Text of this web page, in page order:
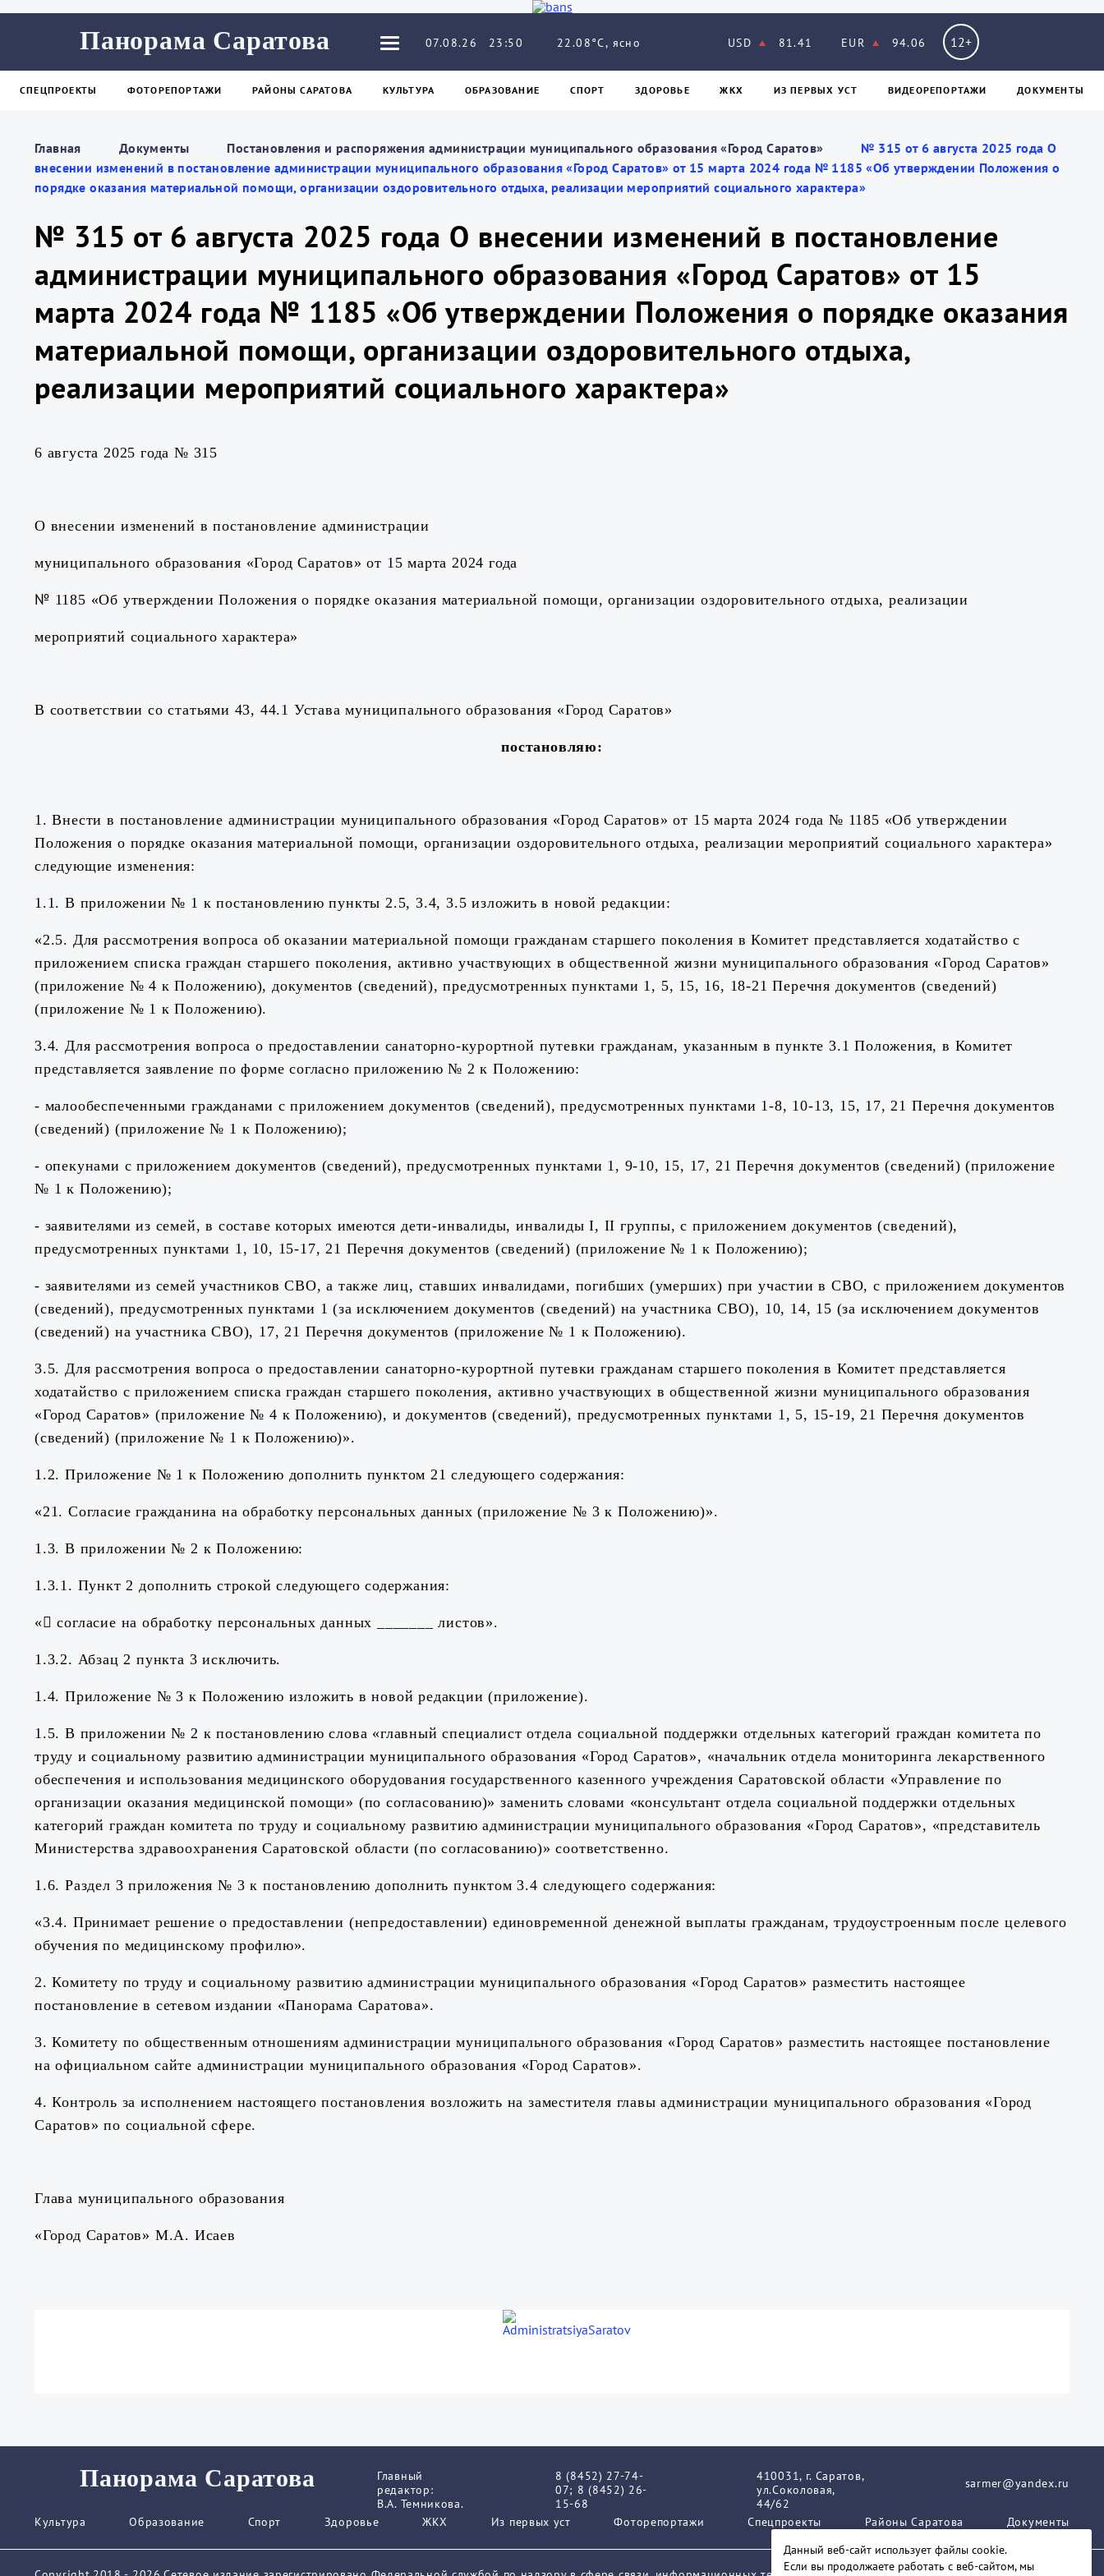
Панорама Саратова 07.08.26 23:50 22.08°C, ясно USD 81.41 EUR 94.06 12+
СПЕЦПРОЕКТЫ ФОТОРЕПОРТАЖИ РАЙОНЫ САРАТОВА КУЛЬТУРА ОБРАЗОВАНИЕ СПОРТ ЗДОРОВЬЕ ЖКХ ИЗ ПЕPВЫХ УСТ ВИДЕОРЕПОРТАЖИ ДОКУМЕНТЫ
Главная Документы Постановления и распоряжения администрации муниципального образования «Город Саратов»
№ 315 от 6 августа 2025 года О
внесении изменений в постановление администрации муниципального образования «Город Саратов» от 15 марта 2024 года № 1185 «Об утверждении Положения о
порядке оказания материальной помощи, организации оздоровительного отдыха, реализации мероприятий социального характера»
№ 315 от 6 августа 2025 года О внесении изменений в постановление
администрации муниципального образования «Город Саратов» от 15
марта 2024 года № 1185 «Об утверждении Положения о порядке оказания
материальной помощи, организации оздоровительного отдыха,
реализации мероприятий социального характера»
6 августа 2025 года № 315
О внесении изменений в постановление администрации
муниципального образования «Город Саратов» от 15 марта 2024 года
№ 1185 «Об утверждении Положения о порядке оказания материальной помощи, организации оздоровительного отдыха, реализации
мероприятий социального характера»
В соответствии со статьями 43, 44.1 Устава муниципального образования «Город Саратов»
постановляю:
1. Внести в постановление администрации муниципального образования «Город Саратов» от 15 марта 2024 года № 1185 «Об утверждении
Положения о порядке оказания материальной помощи, организации оздоровительного отдыха, реализации мероприятий социального характера»
следующие изменения:
1.1. В приложении № 1 к постановлению пункты 2.5, 3.4, 3.5 изложить в новой редакции:
«2.5. Для рассмотрения вопроса об оказании материальной помощи гражданам старшего поколения в Комитет представляется ходатайство с
приложением списка граждан старшего поколения, активно участвующих в общественной жизни муниципального образования «Город Саратов»
(приложение № 4 к Положению), документов (сведений), предусмотренных пунктами 1, 5, 15, 16, 18-21 Перечня документов (сведений)
(приложение № 1 к Положению).
3.4. Для рассмотрения вопроса о предоставлении санаторно-курортной путевки гражданам, указанным в пункте 3.1 Положения, в Комитет
представляется заявление по форме согласно приложению № 2 к Положению:
- малообеспеченными гражданами с приложением документов (сведений), предусмотренных пунктами 1-8, 10-13, 15, 17, 21 Перечня документов
(сведений) (приложение № 1 к Положению);
- опекунами с приложением документов (сведений), предусмотренных пунктами 1, 9-10, 15, 17, 21 Перечня документов (сведений) (приложение
№ 1 к Положению);
- заявителями из семей, в составе которых имеются дети-инвалиды, инвалиды I, II группы, с приложением документов (сведений),
предусмотренных пунктами 1, 10, 15-17, 21 Перечня документов (сведений) (приложение № 1 к Положению);
- заявителями из семей участников СВО, а также лиц, ставших инвалидами, погибших (умерших) при участии в СВО, с приложением документов
(сведений), предусмотренных пунктами 1 (за исключением документов (сведений) на участника СВО), 10, 14, 15 (за исключением документов
(сведений) на участника СВО), 17, 21 Перечня документов (приложение № 1 к Положению).
3.5. Для рассмотрения вопроса о предоставлении санаторно-курортной путевки гражданам старшего поколения в Комитет представляется
ходатайство с приложением списка граждан старшего поколения, активно участвующих в общественной жизни муниципального образования
«Город Саратов» (приложение № 4 к Положению), и документов (сведений), предусмотренных пунктами 1, 5, 15-19, 21 Перечня документов
(сведений) (приложение № 1 к Положению)».
1.2. Приложение № 1 к Положению дополнить пунктом 21 следующего содержания:
«21. Согласие гражданина на обработку персональных данных (приложение № 3 к Положению)».
1.3. В приложении № 2 к Положению:
1.3.1. Пункт 2 дополнить строкой следующего содержания:
« согласие на обработку персональных данных _______ листов».
1.3.2. Абзац 2 пункта 3 исключить.
1.4. Приложение № 3 к Положению изложить в новой редакции (приложение).
1.5. В приложении № 2 к постановлению слова «главный специалист отдела социальной поддержки отдельных категорий граждан комитета по
труду и социальному развитию администрации муниципального образования «Город Саратов», «начальник отдела мониторинга лекарственного
обеспечения и использования медицинского оборудования государственного казенного учреждения Саратовской области «Управление по
организации оказания медицинской помощи» (по согласованию)» заменить словами «консультант отдела социальной поддержки отдельных
категорий граждан комитета по труду и социальному развитию администрации муниципального образования «Город Саратов», «представитель
Министерства здравоохранения Саратовской области (по согласованию)» соответственно.
1.6. Раздел 3 приложения № 3 к постановлению дополнить пунктом 3.4 следующего содержания:
«3.4. Принимает решение о предоставлении (непредоставлении) единовременной денежной выплаты гражданам, трудоустроенным после целевого
обучения по медицинскому профилю».
2. Комитету по труду и социальному развитию администрации муниципального образования «Город Саратов» разместить настоящее
постановление в сетевом издании «Панорама Саратова».
3. Комитету по общественным отношениям администрации муниципального образования «Город Саратов» разместить настоящее постановление
на официальном сайте администрации муниципального образования «Город Саратов».
4. Контроль за исполнением настоящего постановления возложить на заместителя главы администрации муниципального образования «Город
Саратов» по социальной сфере.
Глава муниципального образования
«Город Саратов» М.А. Исаев
Панорама Саратова
Главный
редактор:
В.А. Темникова.
8 (8452) 27-74-
07; 8 (8452) 26-
15-68
410031, г. Саратов,
ул.Соколовая,
44/62
sarmer@yandex.ru
Культура Образование Спорт Здоровье ЖКХ Из пеpвых уст Фоторепортажи Спецпроекты Районы Саратова Документы
Данный веб-сайт использует файлы сookie.
Если вы продолжаете работать с веб-сайтом, мы